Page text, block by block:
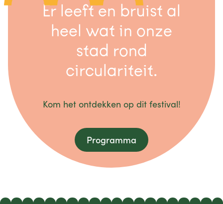
Er leeft en bruist al
heel wat in onze
stad rond
circulariteit.
Kom het ontdekken op dit festival!
Programma